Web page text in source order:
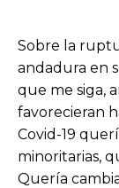
Sobre la
andadura en
que me siga,
favorecieran
Covid-19
minoritarias,
Quería